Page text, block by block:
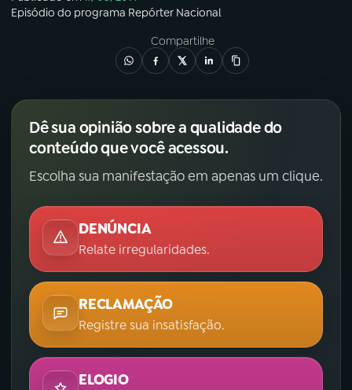
Episódio do programa Repórter Nacional
Compartilhe
Dê sua opinião sobre a qualidade do
conteúdo que você acessou.
Escolha sua manifestação em apenas um clique.
DENÚNCIA
Relate irregularidades.
RECLAMAÇÃO
Registre sua insatisfação.
ELOGIO